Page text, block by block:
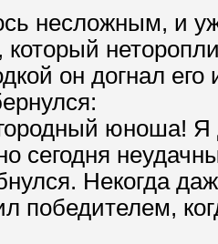
несложным, и
который
он догнал его
юноша! Я
сегодня
Некогда
победителем,